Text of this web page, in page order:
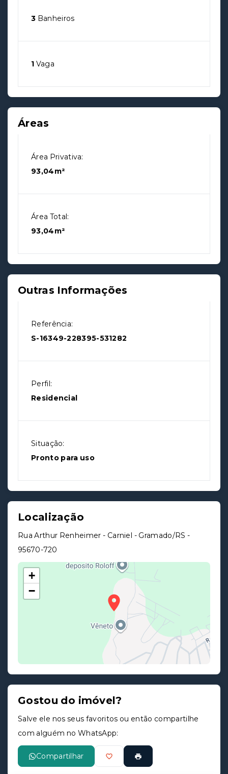
3 Banheiros
1 Vaga
Áreas
Área Privativa:
93,04m²
Área Total:
93,04m²
Outras Informações
Referência:
S-16349-228395-531282
Perfil:
Residencial
Situação:
Pronto para uso
Localização
Rua Arthur Renheimer - Carniel - Gramado/RS -
95670-720
+
−
Gostou do imóvel?
Salve ele nos seus favoritos ou então compartilhe
com alguém no WhatsApp:
Compartilhar